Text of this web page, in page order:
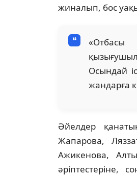
жиналып, бос
«Отбасы
Осындай
жандарға
Әйелдер
Жапарова,
Ажикенова,
әріптестеріне,